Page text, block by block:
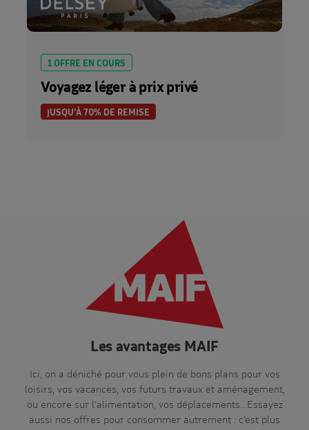
1 OFFRE EN COURS
Voyagez léger à prix privé
JUSQU'À 70% DE REMISE
Les avantages MAIF
Ici, on a déniché pour vous plein de bons plans pour vos
loisirs, vos vacances, vos futurs travaux et aménagement,
ou encore sur l’alimentation, vos déplacements…Essayez
aussi nos offres pour consommer autrement : c’est plus